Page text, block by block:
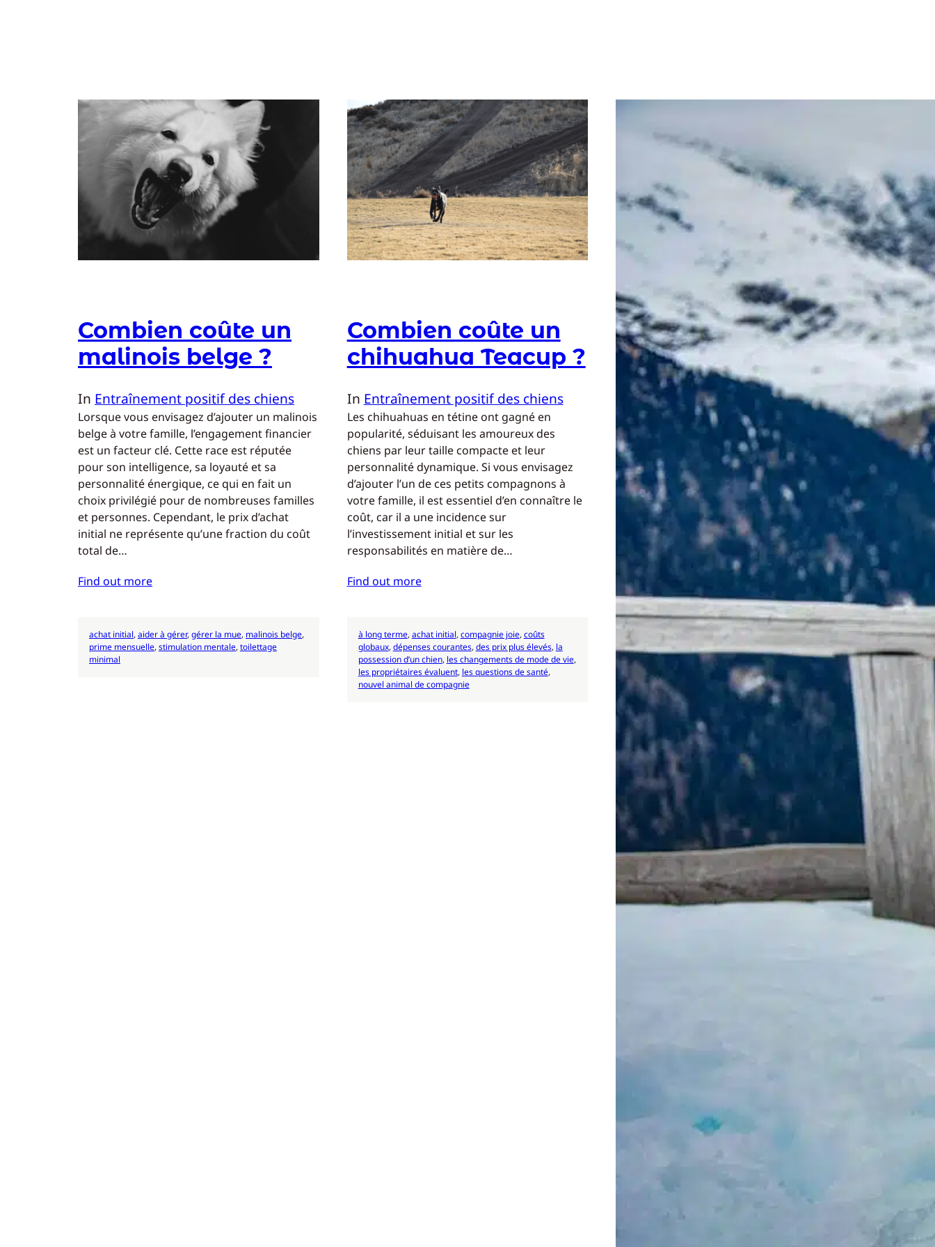
Combien coûte un
malinois belge ?
In Entraînement positif des chiens
Lorsque vous envisagez d’ajouter un malinois
belge à votre famille, l’engagement financier
est un facteur clé. Cette race est réputée
pour son intelligence, sa loyauté et sa
personnalité énergique, ce qui en fait un
choix privilégié pour de nombreuses familles
et personnes. Cependant, le prix d’achat
initial ne représente qu’une fraction du coût
total de…
Find out more
achat initial, aider à gérer, gérer la mue, malinois belge
prime mensuelle, stimulation mentale, toilettage
minimal
Combien coûte un
chihuahua Teacup ?
In Entraînement positif des chiens
Les chihuahuas en tétine ont gagné en
popularité, séduisant les amoureux des
chiens par leur taille compacte et leur
personnalité dynamique. Si vous envisagez
d’ajouter l’un de ces petits compagnons à
votre famille, il est essentiel d’en connaître le
coût, car il a une incidence sur
l’investissement initial et sur les
responsabilités en matière de…
Find out more
à long terme, achat initial, compagnie joie, coûts
globaux, dépenses courantes, des prix plus élevés, la
possession d’un chien, les changements de mode de vie
les propriétaires évaluent, les questions de santé
nouvel animal de compagnie